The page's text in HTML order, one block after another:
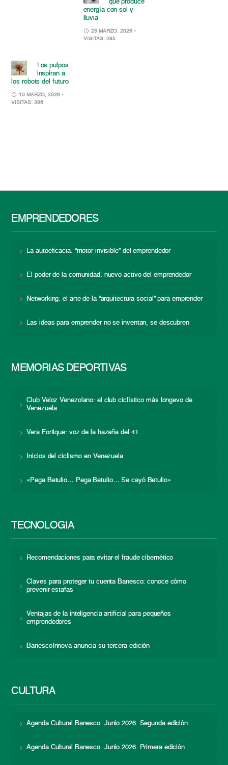
que produce
energía con sol y
lluvia
25 MARZO, 2026 •
VISITAS: 285
Los pulpos
inspiran a
los robots del futuro
10 MARZO, 2026 •
VISITAS: 396
EMPRENDEDORES
La autoeficacia: “motor invisible” del emprendedor
El poder de la comunidad: nuevo activo del emprendedor
Networking: el arte de la “arquitectura social” para emprender
Las ideas para emprender no se inventan, se descubren
MEMORIAS DEPORTIVAS
Club Veloz Venezolano: el club ciclístico más longevo de
Venezuela
Vera Fortique: voz de la hazaña del 41
Inicios del ciclismo en Venezuela
«Pega Betulio… Pega Betulio… Se cayó Betulio»
TECNOLOGÍA
Recomendaciones para evitar el fraude cibernético
Claves para proteger tu cuenta Banesco: conoce cómo
prevenir estafas
Ventajas de la inteligencia artificial para pequeños
emprendedores
BanescoInnova anuncia su tercera edición
CULTURA
Agenda Cultural Banesco. Junio 2026. Segunda edición
Agenda Cultural Banesco. Junio 2026. Primera edición